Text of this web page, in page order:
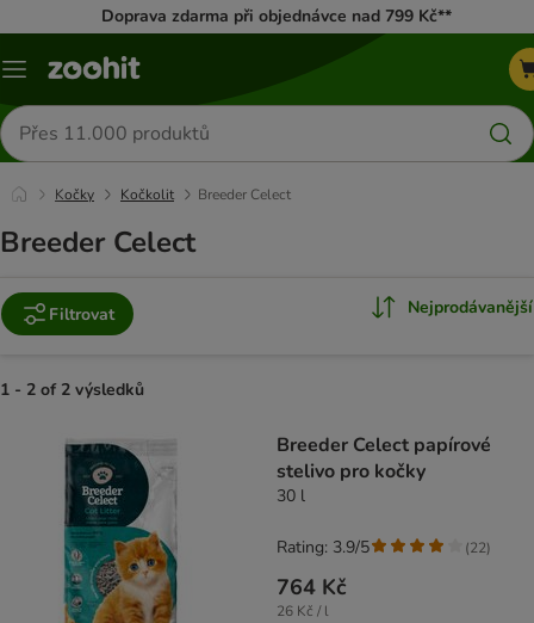
Doprava zdarma při objednávce nad 799 Kč**
Menu
Hledat
produkty
Kočky Kočkolit Breeder Celect
Breeder Celect
Filtrovat Nejprodávanější
1 - 2 of 2 výsledků
Breeder Celect papírové
stelivo pro kočky
30 l
764 Kč
26 Kč / l
Rating: 3.9/5 (22)